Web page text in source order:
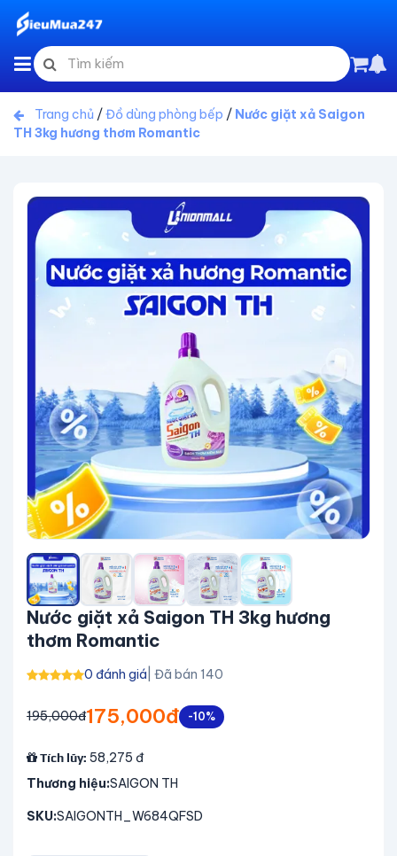
Trang chủ /Đồ dùng phòng bếp / Nước giặt xả Saigon
TH 3kg hương thơm Romantic
Nước giặt xả Saigon TH 3kg hương
thơm Romantic
0 đánh giá | Đã bán 140
195,000đ175,000đ -10%
Tích lũy: 58,275 đ
Thương hiệu:SAIGON TH
SKU:SAIGONTH_W684QFSD